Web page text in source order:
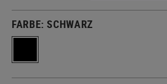
FARBE:SCHWARZ